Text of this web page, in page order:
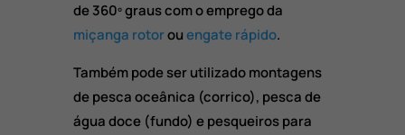
de 360º graus com o emprego da
miçanga rotorouengate rápido.
Também pode ser utilizado montagens
de pesca oceânica (corrico), pesca de
água doce (fundo) e pesqueiros para